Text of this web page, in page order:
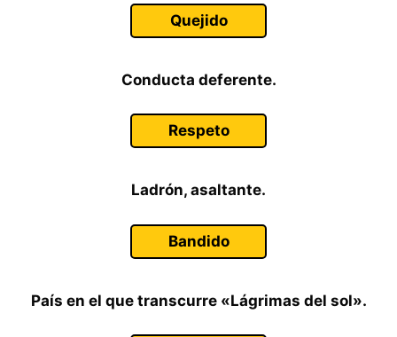
Quejido
Conducta deferente.
Respeto
Ladrón, asaltante.
Bandido
País en el que transcurre «Lágrimas del sol».